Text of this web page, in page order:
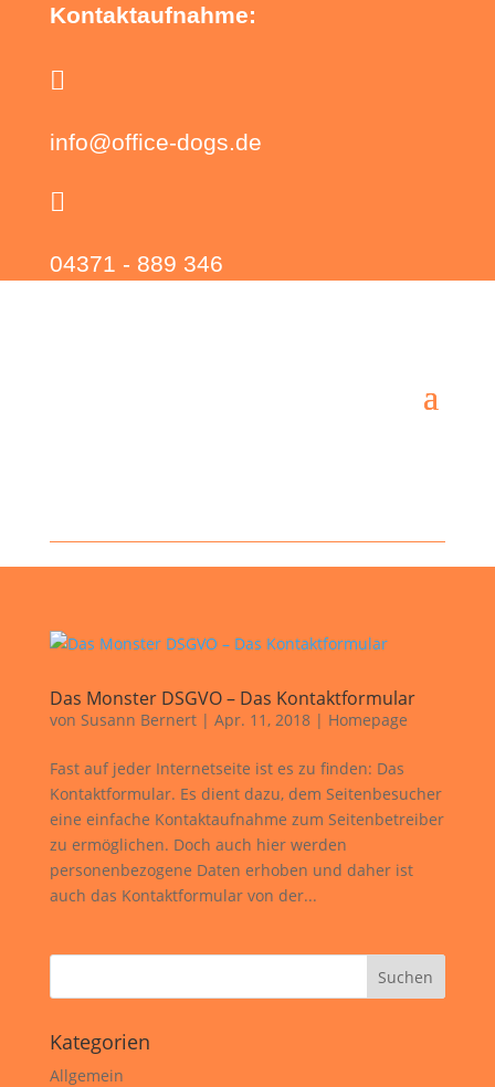
Kontaktaufnahme:

info@office-dogs.de

04371 - 889 346
Das Monster DSGVO – Das Kontaktformular
von Susann Bernert| Apr. 11, 2018| Homepage
Fast auf jeder Internetseite ist es zu finden: Das
Kontaktformular. Es dient dazu, dem Seitenbesucher
eine einfache Kontaktaufnahme zum Seitenbetreiber
zu ermöglichen. Doch auch hier werden
personenbezogene Daten erhoben und daher ist
auch das Kontaktformular von der...
Kategorien
Allgemein